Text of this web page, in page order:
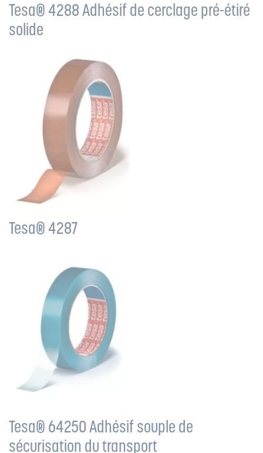
Tesa® 4288 Adhésif de cerclage pré-étiré
solide
Tesa® 4287
Tesa® 64250 Adhésif souple de
sécurisation du transport